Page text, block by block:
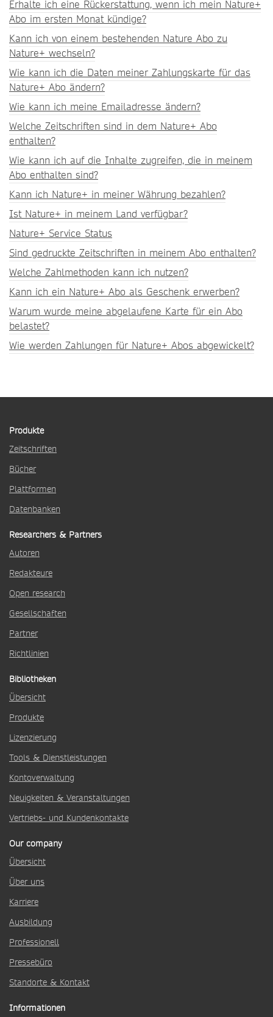
Erhalte ich eine Rückerstattung, wenn ich mein Nature+
Abo im ersten Monat kündige?
Kann ich von einem bestehenden Nature Abo zu
Nature+ wechseln?
Wie kann ich die Daten meiner Zahlungskarte für das
Nature+ Abo ändern?
Wie kann ich meine Emailadresse ändern?
Welche Zeitschriften sind in dem Nature+ Abo
enthalten?
Wie kann ich auf die Inhalte zugreifen, die in meinem
Abo enthalten sind?
Kann ich Nature+ in meiner Währung bezahlen?
Ist Nature+ in meinem Land verfügbar?
Nature+ Service Status
Sind gedruckte Zeitschriften in meinem Abo enthalten?
Welche Zahlmethoden kann ich nutzen?
Kann ich ein Nature+ Abo als Geschenk erwerben?
Warum wurde meine abgelaufene Karte für ein Abo
belastet?
Wie werden Zahlungen für Nature+ Abos abgewickelt?
Produkte
Zeitschriften
Bücher
Plattformen
Datenbanken
Researchers & Partners
Autoren
Redakteure
Open research
Gesellschaften
Partner
Richtlinien
Bibliotheken
Übersicht
Produkte
Lizenzierung
Tools & Dienstleistungen
Kontoverwaltung
Neuigkeiten & Veranstaltungen
Vertriebs- und Kundenkontakte
Our company
Übersicht
Über uns
Karriere
Ausbildung
Professionell
Pressebüro
Standorte & Kontakt
Informationen